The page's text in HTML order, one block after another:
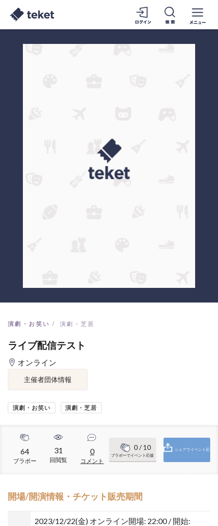
演劇・お笑い 演劇・芝居
ライブ配信テスト
オンライン
主催者団体情報
演劇・お笑い 演劇・芝居
64
ブラボー
31
回閲覧
0
コメント
0/ 10
ブラボーでイベント応援
シェアでイベント応
開場/開演情報・チケット販売期間
2023/12/22(金) オンライン開場: 22:00 / 開始: